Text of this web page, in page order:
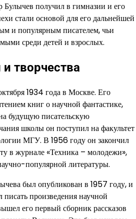
Булычев получил в гимназии и его
стали основой для его дальнейшей
и популярным писателем, чьи
среди детей и взрослых.
творчества
1934 года в Москве. Его
книг о научной фантастике,
будущую писательскую
школы он поступил на факультет
МГУ. В 1956 году он закончил
в журнале «Техника – молодежи»,
популярной литературы.
был опубликован в 1957 году, и
произведения научной
его первый сборник рассказов